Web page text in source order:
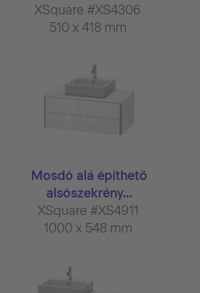
...
XSquare #XS4306
510 x 418 mm
Mosdó alá építhető
alsószekrény...
XSquare #XS4911
1000 x 548 mm